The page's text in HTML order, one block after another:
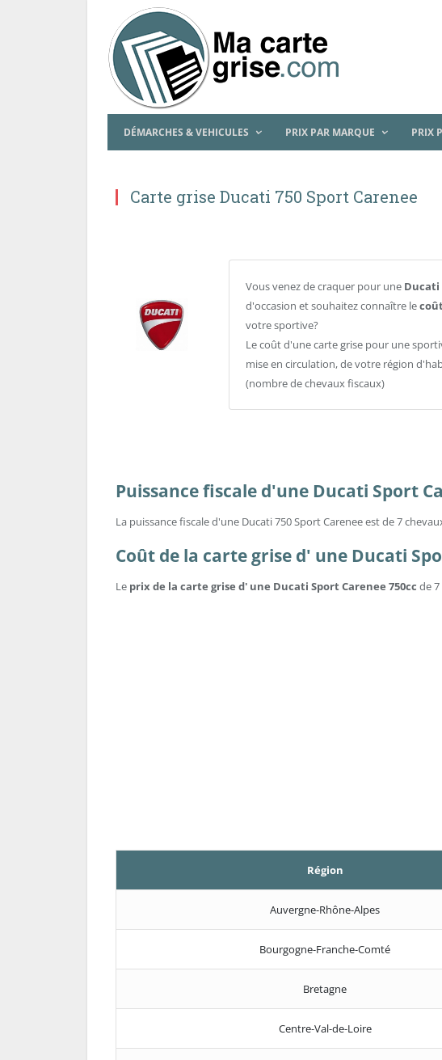
DÉMARCHES & VEHICULES PRIX PAR MARQUE PRIX
Carte grise Ducati 750 Sport Carenee
Vous venez de craquer pour une Ducati
d'occasion et souhaitez connaître le
votre sportive?
Le coût d'une carte grise pour une
mise en circulation, de votre région
(nombre de chevaux fiscaux)
Puissance fiscale d'une Ducati Sport
La puissance fiscale d'une Ducati 750 Sport Carenee est de 7
Coût de la carte grise d' une Ducati
Le prix de la carte grise d' une Ducati Sport Carenee 750cc de
Région
Auvergne-Rhône-Alpes
Bourgogne-Franche-Comté
Bretagne
Centre-Val-de-Loire